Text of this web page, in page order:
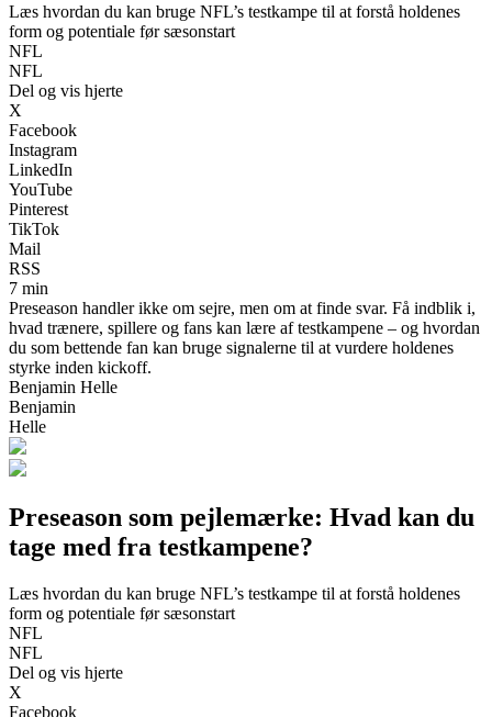
Læs hvordan du kan bruge NFL’s testkampe til at forstå holdenes
form og potentiale før sæsonstart
NFL
NFL
Del og vis hjerte
X
Facebook
Instagram
LinkedIn
YouTube
Pinterest
TikTok
Mail
RSS
7 min
Preseason handler ikke om sejre, men om at finde svar. Få indblik i,
hvad trænere, spillere og fans kan lære af testkampene – og hvordan
du som bettende fan kan bruge signalerne til at vurdere holdenes
styrke inden kickoff.
Benjamin Helle
Benjamin
Helle
Preseason som pejlemærke: Hvad kan du
tage med fra testkampene?
Læs hvordan du kan bruge NFL’s testkampe til at forstå holdenes
form og potentiale før sæsonstart
NFL
NFL
Del og vis hjerte
X
Facebook